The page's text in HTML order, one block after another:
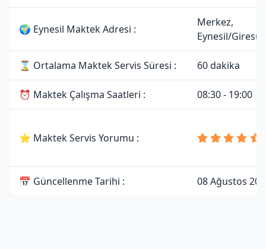
🌍 Eynesil Maktek Adresi :
Merkez,
Eynesil/
⌛ Ortalama Maktek Servis Süresi : 60 dakika
⏰ Maktek Çalışma Saatleri : 08:30 - 19:00
⭐ Maktek Servis Yorumu :
📅 Güncellenme Tarihi : 08 Ağustos